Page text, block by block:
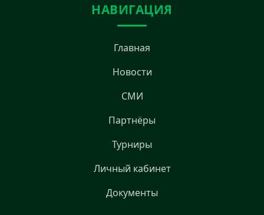
НАВИГАЦИЯ
Главная
Новости
СМИ
Партнёры
Турниры
Личный кабинет
Документы